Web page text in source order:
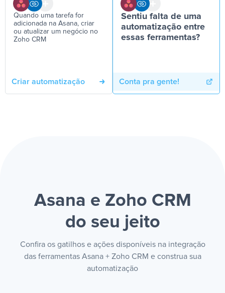
Quando uma tarefa for
adicionada na Asana, criar
ou atualizar um negócio no
Zoho CRM
Criar automatização
Sentiu falta de uma
automatização entre
essas ferramentas?
Conta pra gente!
Asana e Zoho CRM
do seu jeito
Confira os gatilhos e ações disponíveis na integração
das ferramentas Asana + Zoho CRM e construa sua
automatização